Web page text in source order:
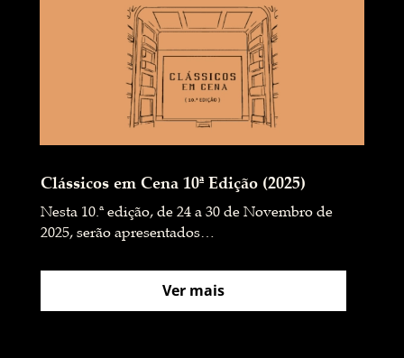
Clássicos em Cena 10ª Edição (2025)
Nesta 10.ª edição, de 24 a 30 de Novembro de
2025, serão apresentados…
Ver mais